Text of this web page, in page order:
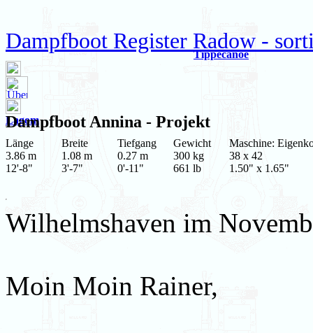
Dampfboot Register Radow -
Tippecanoe
Lagom
Dampfboot Annina - Projekt
Länge
3.86 m
12'-8"
Breite
1.08 m
3'-7"
Tiefgang
0.27 m
0'-11"
Gewicht
300 kg
661 lb
Maschine:
38 x 42
1.50" x 1.65"
Wilhelmshaven im
Moin Moin Rainer,